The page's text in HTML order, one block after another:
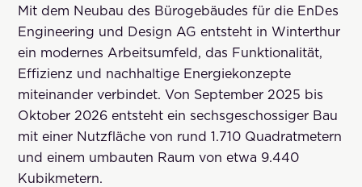
Mit dem Neubau des Bürogebäudes für die EnDes
Engineering und Design AG entsteht in Winterthur
ein modernes Arbeitsumfeld, das Funktionalität,
Effizienz und nachhaltige Energiekonzepte
miteinander verbindet. Von September 2025 bis
Oktober 2026 entsteht ein sechsgeschossiger Bau
mit einer Nutzfläche von rund 1.710 Quadratmetern
und einem umbauten Raum von etwa 9.440
Kubikmetern.